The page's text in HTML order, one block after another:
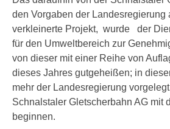
den Vorgaben der Landesregierung
verkleinerte Projekt, wurde der
für den Umweltbereich zur
von dieser mit einer Reihe von
dieses Jahres gutgeheißen; in
mehr der Landesregierung
Schnalstaler Gletscherbahn AG mit
beginnen.